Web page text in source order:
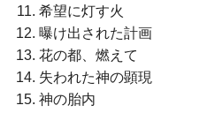
希望に灯す火
曝け出された計画
花の都、燃えて
失われた神の顕現
神の胎内